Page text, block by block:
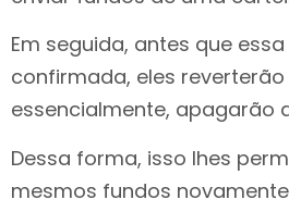
Em seguida, antes que
confirmada, eles
essencialmente, apagarão
Dessa forma, isso lhes
mesmos fundos